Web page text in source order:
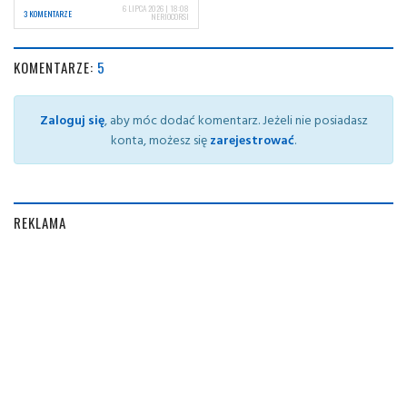
3 KOMENTARZE 6 LIPCA 2026 | 18:08
NERIOCORSI
KOMENTARZE: 5
Zaloguj się, aby móc dodać komentarz. Jeżeli nie posiadasz
konta, możesz sięzarejestrować.
REKLAMA